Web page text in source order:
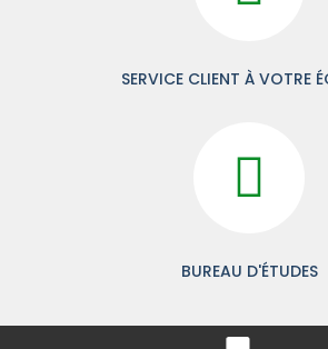
SERVICE CLIENT À VOTRE
BUREAU D'ÉTUDES